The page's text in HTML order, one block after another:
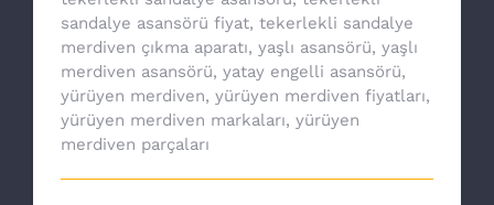
sandalye asansörü fiyat, tekerlekli sandalye
merdiven çıkma aparatı, yaşlı asansörü, yaşlı
merdiven asansörü, yatay engelli asansörü,
yürüyen merdiven, yürüyen merdiven fiyatları,
yürüyen merdiven markaları, yürüyen
merdiven parçaları